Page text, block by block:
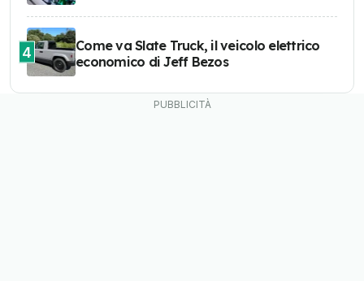
4
Come va Slate Truck, il veicolo elettrico
economico di Jeff Bezos